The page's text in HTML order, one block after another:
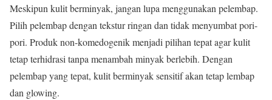
Meskipun kulit berminyak, jangan lupa menggunakan pelembap.
Pilih pelembap dengan tekstur ringan dan tidak menyumbat pori-
pori. Produk non-komedogenik menjadi pilihan tepat agar kulit
tetap terhidrasi tanpa menambah minyak berlebih. Dengan
pelembap yang tepat, kulit berminyak sensitif akan tetap lembap
dan glowing.